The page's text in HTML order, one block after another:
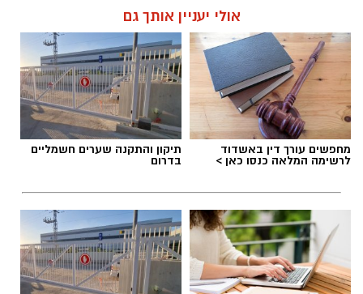
אולי יעניין אותך גם
מחפשים עורך דין באשדוד
לרשימה המלאה כנסו כאן >
תיקון והתקנה שערים חשמליים
בדרום